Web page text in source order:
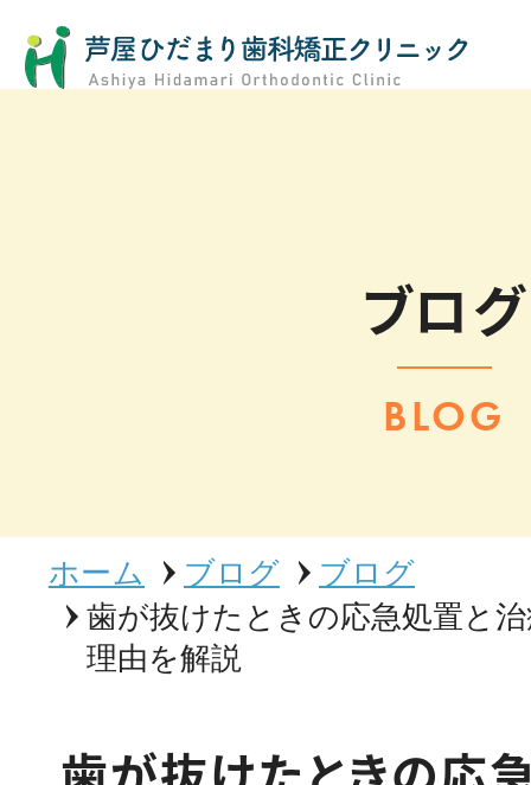
ブログ
BLOG
ホーム ブログ
ブログ
歯が抜けたときの応急処置と
理由を解説